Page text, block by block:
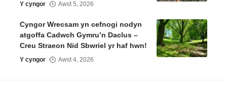
Y cyngor Awst 5, 2026
Cyngor Wrecsam yn cefnogi nodyn
atgoffa Cadwch Gymru’n Daclus –
Creu Straeon Nid Sbwriel yr haf hwn!
Y cyngor Awst 4, 2026